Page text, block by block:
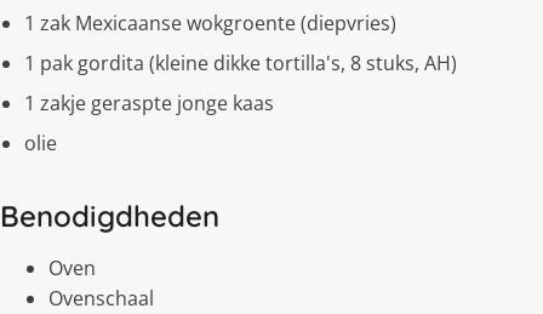
1 zak Mexicaanse wokgroente (diepvries)
1 pak gordita (kleine dikke tortilla's, 8 stuks, AH)
1 zakje geraspte jonge kaas
olie
Benodigdheden
Oven
Ovenschaal